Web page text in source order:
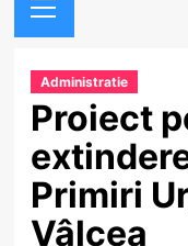
Menu
Administratie
Proiect
Primiri
Vâlcea